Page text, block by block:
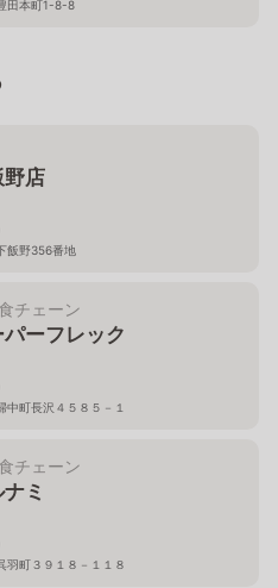
田本町1-8-8
野店
飯野356番地
チェーン
パーフレック
中町長沢４５８５－１
チェーン
ミ
羽町３９１８－１１８